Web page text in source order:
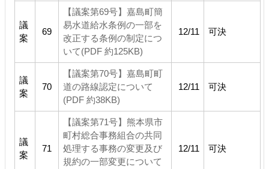
議
案
69
【議案第69号】嘉島町簡
易水道給水条例の一部を
改正する条例の制定につ
いて(PDF 約125KB)
12/11 可決
議
案
70
【議案第70号】嘉島町町
道の路線認定について
(PDF 約38KB)
12/11 可決
議
案
71
【議案第71号】熊本県市
町村総合事務組合の共同
処理する事務の変更及び
規約の一部変更について
12/11 可決